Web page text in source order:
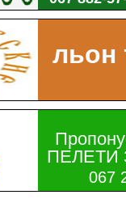
льон
ПЕЛЕТИ
067